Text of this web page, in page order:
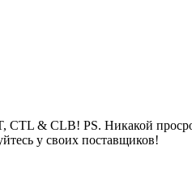
CTL & CLB! PS. Никакой
у своих поставщиков!